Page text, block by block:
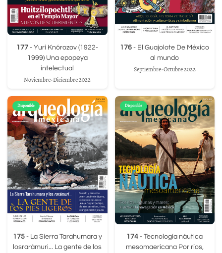
177 - Yuri Knórozov (1922-
1999) Una epopeya
intelectual
Noviembre-Diciembre 2022
176 - El Guajolote De México
al mundo
Septiembre-Octubre 2022
Disponible
175- La Sierra Tarahumara y
losrarámuri... La gente de los
Disponible
174 - Tecnología náutica
mesomaericana Por ríos,